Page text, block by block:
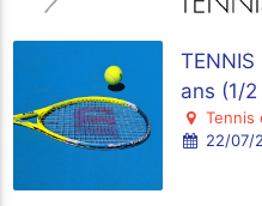
TENNIS
ans (1/
Tennis
22/07/